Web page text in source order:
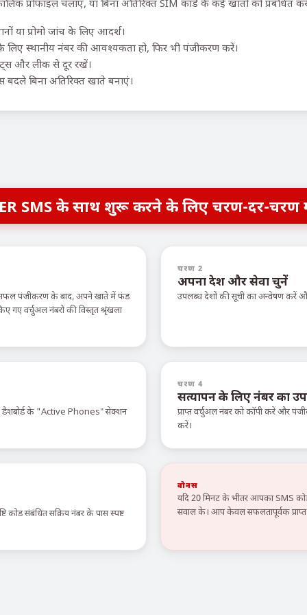
प्रोफाइल चलाएं, या बिना अतिरिक्त SIM कार्ड के कई खातों को प्रबंधित
या प्रोमो जांच के लिए आदर्श।
स्थानीय नंबर की आवश्यकता हो, फिर भी पंजीकरण करें।
और लीक से दूर रखें।
बदले बिना अतिरिक्त खाते बनाएं।
SMS के साथ शुरू करने के लिए चरण-दर-चरण
सफल पंजीकरण के बाद, अपने खाते में फंड
गए वर्चुअल नंबरों की विस्तृत श्रृंखला
चरण 2
अपना देश और सेवा चुनें
उपलब्ध देशों की सूची का अन्वेषण करें
डैशबोर्ड के "Active Phones" सेक्शन
चरण 4
सत्यापन के लिए नंबर का
प्राप्त वर्चुअल नंबर को कॉपी करें और
करें।
कोड संबंधित सक्रिय नंबर के पास स्पष्ट
बोनस
यदि 20 मिनट के भीतर आपका SMS
सवाल के। आप केवल सफलतापूर्वक